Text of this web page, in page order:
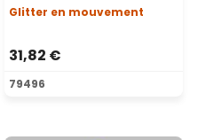
Glitter en mouvement
31,82 €
79496